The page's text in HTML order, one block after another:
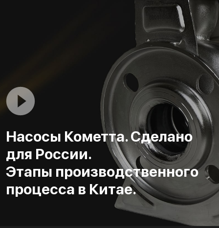
Насосы Кометта. Сделано
для России.
Этапы производственного
процесса в Китае.